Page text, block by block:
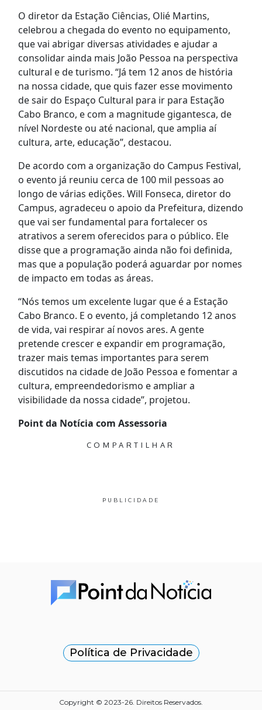
O diretor da Estação Ciências, Olié Martins,
celebrou a chegada do evento no equipamento,
que vai abrigar diversas atividades e ajudar a
consolidar ainda mais João Pessoa na perspectiva
cultural e de turismo. “Já tem 12 anos de história
na nossa cidade, que quis fazer esse movimento
de sair do Espaço Cultural para ir para Estação
Cabo Branco, e com a magnitude gigantesca, de
nível Nordeste ou até nacional, que amplia aí
cultura, arte, educação”, destacou.
De acordo com a organização do Campus Festival,
o evento já reuniu cerca de 100 mil pessoas ao
longo de várias edições. Will Fonseca, diretor do
Campus, agradeceu o apoio da Prefeitura, dizendo
que vai ser fundamental para fortalecer os
atrativos a serem oferecidos para o público. Ele
disse que a programação ainda não foi definida,
mas que a população poderá aguardar por nomes
de impacto em todas as áreas.
“Nós temos um excelente lugar que é a Estação
Cabo Branco. E o evento, já completando 12 anos
de vida, vai respirar aí novos ares. A gente
pretende crescer e expandir em programação,
trazer mais temas importantes para serem
discutidos na cidade de João Pessoa e fomentar a
cultura, empreendedorismo e ampliar a
visibilidade da nossa cidade”, projetou.
Point da Notícia com Assessoria
COMPARTILHAR
PUBLICIDADE
Política de Privacidade
Copyright © 2023-26. Direitos Reservados.